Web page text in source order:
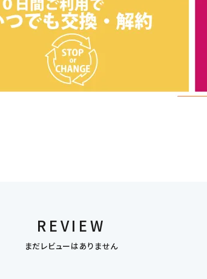
REVIEW
まだレビューはありません